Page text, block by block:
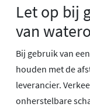
Let op bij
van
Bij gebruik van
houden met de
leverancier.
onherstelbare